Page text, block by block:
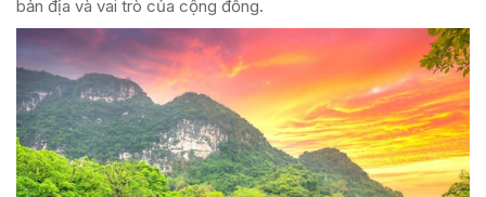
bản địa và vai trò của cộng đồng.